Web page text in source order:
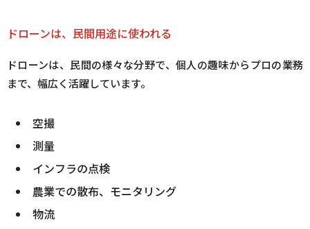
ドローンは、民間用途に使われる
ドローンは、民間の様々な分野で、個人の趣味からプロの業務
まで、幅広く活躍しています。
空撮
測量
インフラの点検
農業での散布、モニタリング
物流